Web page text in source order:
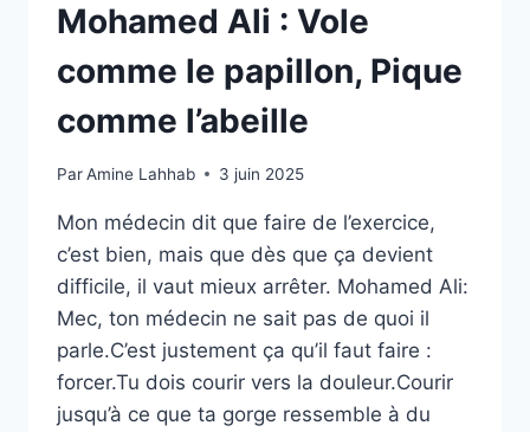
Mohamed Ali : Vole
comme le papillon, Pique
comme l’abeille
ParAmine Lahhab 3 juin 2025
Mon médecin dit que faire de l’exercice,
c’est bien, mais que dès que ça devient
difficile, il vaut mieux arrêter. Mohamed Ali:
Mec, ton médecin ne sait pas de quoi il
parle.C’est justement ça qu’il faut faire :
forcer.Tu dois courir vers la douleur.Courir
jusqu’à ce que ta gorge ressemble à du